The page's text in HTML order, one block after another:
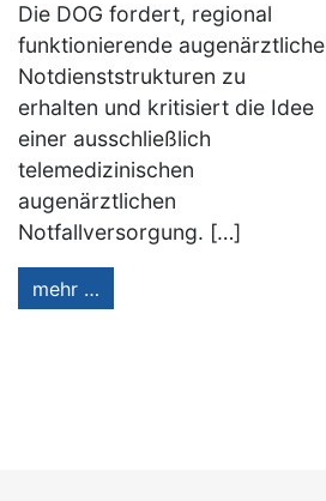
Die DOG fordert, regional
funktionierende augenärztliche
Notdienststrukturen zu
erhalten und kritisiert die Idee
einer ausschließlich
telemedizinischen
augenärztlichen
Notfallversorgung. […]
mehr …